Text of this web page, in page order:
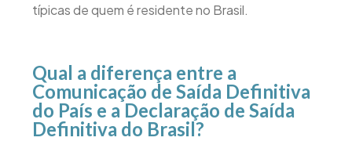
típicas de quem é residente no Brasil.
Qual a diferença entre a
Comunicação de Saída Definitiva
do País e a Declaração de Saída
Definitiva do Brasil?